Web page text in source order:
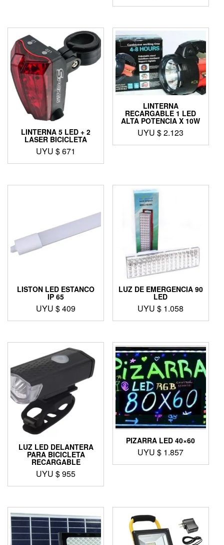
LINTERNA 5 LED + 2
LASER BICICLETA
UYU $671
LINTERNA
RECARGABLE 1 LED
ALTA POTENCIA X 10W
UYU $2.123
LISTON LED ESTANCO
IP 65
UYU $409
LUZ DE EMERGENCIA 90
LED
UYU $ 1.058
LUZ LED DELANTERA
PARA BICICLETA
RECARGABLE
UYU $955
PIZARRA LED 40×60
UYU $ 1.857